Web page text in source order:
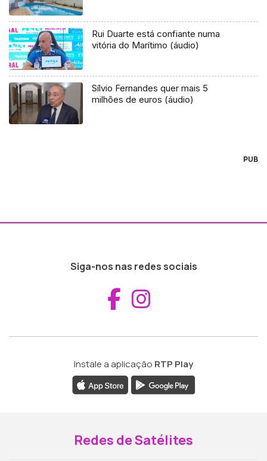
Rui Duarte está confiante numa
vitória do Marítimo (áudio)
Sílvio Fernandes quer mais 5
milhões de euros (áudio)
PUB
Siga-nos nas redes sociais
Aceder ao
Instale a aplicação RTP Play
Redes de Satélites